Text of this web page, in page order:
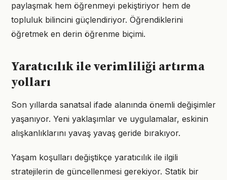
paylaşmak hem öğrenmeyi pekiştiriyor hem de
topluluk bilincini güçlendiriyor. Öğrendiklerini
öğretmek en derin öğrenme biçimi.
Yaratıcılık ile verimliliği artırma
yolları
Son yıllarda sanatsal ifade alanında önemli değişimler
yaşanıyor. Yeni yaklaşımlar ve uygulamalar, eskinin
alışkanlıklarını yavaş yavaş geride bırakıyor.
Yaşam koşulları değiştikçe yaratıcılık ile ilgili
stratejilerin de güncellenmesi gerekiyor. Statik bir